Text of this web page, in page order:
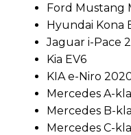
Ford Mustang
Hyundai Kona
Jaguar i-Pace
Kia EV6
KIA e-Niro
Mercedes A-
Mercedes B-
Mercedes C-